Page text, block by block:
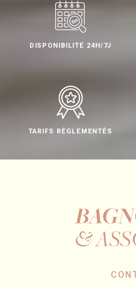
DISPONIBILITÉ 24H/7J
TARIFS RÉGLEMENTÉS